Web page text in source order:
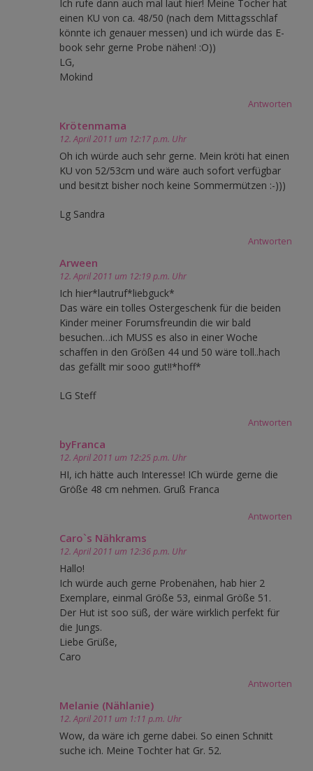
Ich rufe dann auch mal laut hier! Meine Tocher hat
einen KU von ca. 48/50 (nach dem Mittagsschlaf
könnte ich genauer messen) und ich würde das E-
book sehr gerne Probe nähen! :O))
LG,
Mokind
Antworten
Krötenmama
12. April 2011 um 12:17 p.m. Uhr
Oh ich würde auch sehr gerne. Mein kröti hat einen
KU von 52/53cm und wäre auch sofort verfügbar
und besitzt bisher noch keine Sommermützen :-)))
Lg Sandra
Antworten
Arween
12. April 2011 um 12:19 p.m. Uhr
Ich hier*lautruf*liebguck*
Das wäre ein tolles Ostergeschenk für die beiden
Kinder meiner Forumsfreundin die wir bald
besuchen…ich MUSS es also in einer Woche
schaffen in den Größen 44 und 50 wäre toll..hach
das gefällt mir sooo gut!!*hoff*
LG Steff
Antworten
byFranca
12. April 2011 um 12:25 p.m. Uhr
HI, ich hätte auch Interesse! ICh würde gerne die
Größe 48 cm nehmen. Gruß Franca
Antworten
Caro`s Nähkrams
12. April 2011 um 12:36 p.m. Uhr
Hallo!
Ich würde auch gerne Probenähen, hab hier 2
Exemplare, einmal Größe 53, einmal Größe 51.
Der Hut ist soo süß, der wäre wirklich perfekt für
die Jungs.
Liebe Grüße,
Caro
Antworten
Melanie (Nählanie)
12. April 2011 um 1:11 p.m. Uhr
Wow, da wäre ich gerne dabei. So einen Schnitt
suche ich. Meine Tochter hat Gr. 52.